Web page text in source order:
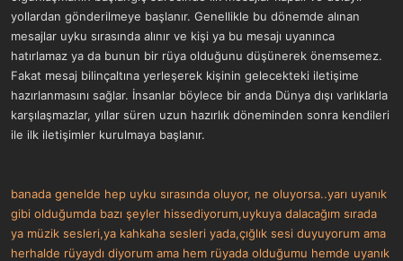
yollardan gönderilmeye başlanır. Genellikle bu dönemde alınan
mesajlar uyku sırasında alınır ve kişi ya bu mesajı uyanınca
hatırlamaz ya da bunun bir rüya olduğunu düşünerek önemsemez.
Fakat mesaj bilinçaltına yerleşerek kişinin gelecekteki iletişime
hazırlanmasını sağlar. İnsanlar böylece bir anda Dünya dışı varlıklarla
karşılaşmazlar, yıllar süren uzun hazırlık döneminden sonra kendileri
ile ilk iletişimler kurulmaya başlanır.
banada genelde hep uyku sırasında oluyor, ne oluyorsa..yarı uyanık
gibi olduğumda bazı şeyler hissediyorum,uykuya dalacağım sırada
ya müzik sesleri,ya kahkaha sesleri yada,çığlık sesi duyuyorum ama
herhalde rüyaydı diyorum ama hem rüyada olduğumu hemde uyanık